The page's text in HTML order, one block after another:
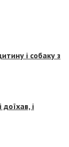
і собаку з
і